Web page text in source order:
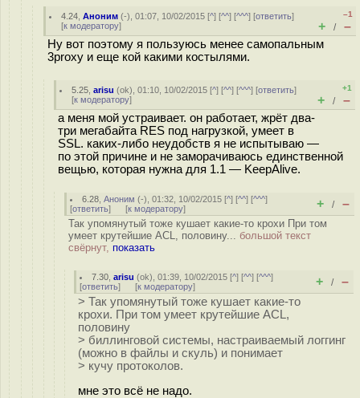
4.24 ,Аноним (-), 01:07, 10/02/2015 [^] [^^] [^^^] [ответить]
[к модератору]
–1
+ / –
Ну вот поэтому я пользуюсь менее самопальным
3proxy и еще кой какими костылями.
5.25 ,arisu (ok), 01:10, 10/02/2015 [^] [^^] [^^^] [ответить]
[к модератору]
+1
+ / –
а меня мой устраивает. он работает, жрёт два-
три мегабайта RES под нагрузкой, умеет в
SSL. каких-либо неудобств я не испытываю —
по этой причине и не заморачиваюсь единственной
вещью, которая нужна для 1.1 — KeepAlive.
6.28 ,Аноним (-), 01:32, 10/02/2015 [^] [^^] [^^^]
[ответить] [к модератору] + / –
Так упомянутый тоже кушает какие-то крохи При том
умеет крутейшие ACL, половину... большой текст
свёрнут, показать
7.30 ,arisu (ok), 01:39, 10/02/2015 [^] [^^] [^^^]
[ответить] [к модератору] + / –
> Так упомянутый тоже кушает какие-то
крохи. При том умеет крутейшие ACL,
половину
> биллинговой системы, настраиваемый логгинг
(можно в файлы и скуль) и понимает
> кучу протоколов.
мне это всё не надо.